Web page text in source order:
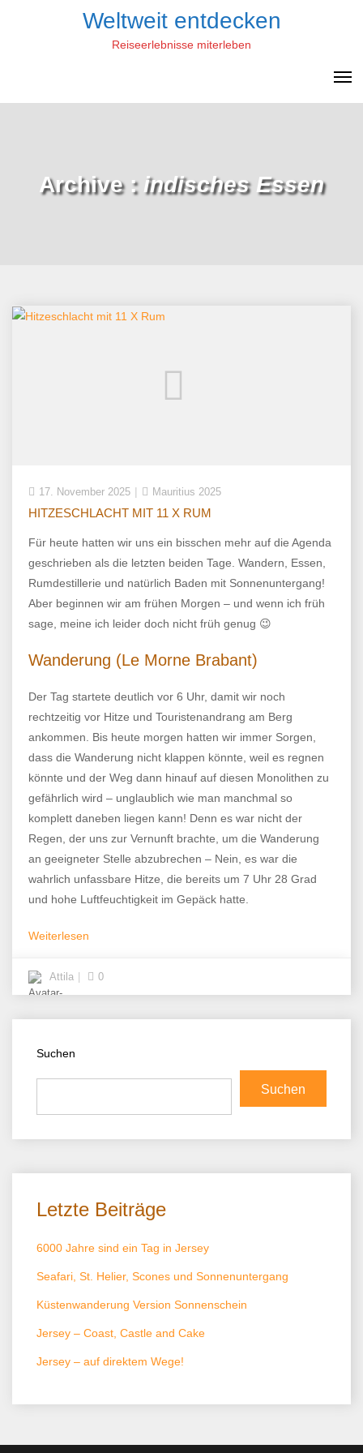
Weltweit entdecken
Reiseerlebnisse miterleben
Archive : indisches Essen
17. November 2025 Mauritius 2025
HITZESCHLACHT MIT 11 X RUM
Für heute hatten wir uns ein bisschen mehr auf die Agenda
geschrieben als die letzten beiden Tage. Wandern, Essen,
Rumdestillerie und natürlich Baden mit Sonnenuntergang!
Aber beginnen wir am frühen Morgen – und wenn ich früh
sage, meine ich leider doch nicht früh genug 😉
Wanderung (Le Morne Brabant)
Der Tag startete deutlich vor 6 Uhr, damit wir noch
rechtzeitig vor Hitze und Touristenandrang am Berg
ankommen. Bis heute morgen hatten wir immer Sorgen,
dass die Wanderung nicht klappen könnte, weil es regnen
könnte und der Weg dann hinauf auf diesen Monolithen zu
gefährlich wird – unglaublich wie man manchmal so
komplett daneben liegen kann! Denn es war nicht der
Regen, der uns zur Vernunft brachte, um die Wanderung
an geeigneter Stelle abzubrechen – Nein, es war die
wahrlich unfassbare Hitze, die bereits um 7 Uhr 28 Grad
und hohe Luftfeuchtigkeit im Gepäck hatte.
Weiterlesen
Attila 0
Suchen
Suchen
Letzte Beiträge
6000 Jahre sind ein Tag in Jersey
Seafari, St. Helier, Scones und Sonnenuntergang
Küstenwanderung Version Sonnenschein
Jersey – Coast, Castle and Cake
Jersey – auf direktem Wege!